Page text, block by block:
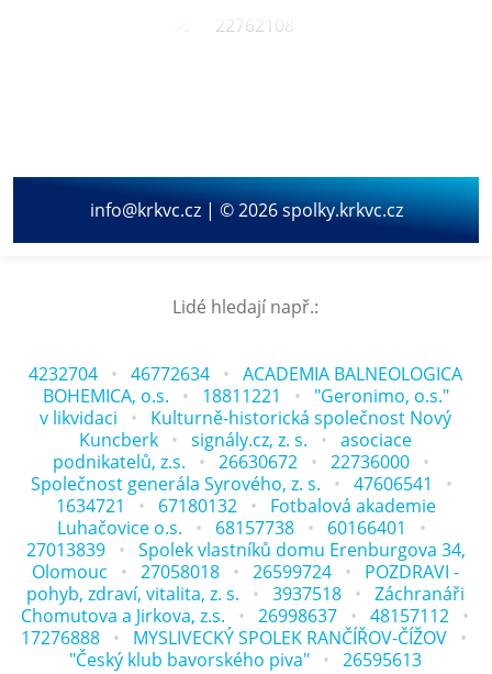
info@krkvc.cz | © 2026 spolky.krkvc.cz
Lidé hledají např.:
4232704 46772634
ACADEMIA BALNEOLOGICA
BOHEMICA, o.s.
18811221
"Geronimo, o.s."
v likvidaci
Kulturně-historická společnost Nový
Kuncberk
signály.cz, z. s.
asociace
podnikatelů, z.s.
26630672
22736000
Společnost generála Syrového, z. s.
47606541
1634721
67180132
Fotbalová akademie
Luhačovice o.s.
68157738
60166401
27013839
Spolek vlastníků domu Erenburgova 34,
Olomouc
27058018 26599724
POZDRAVI -
pohyb, zdraví, vitalita, z. s.
3937518
Záchranáři
Chomutova a Jirkova, z.s.
26998637
48157112
17276888
MYSLIVECKÝ SPOLEK RANČÍŘOV-ČÍŽOV
"Český klub bavorského piva"
26595613